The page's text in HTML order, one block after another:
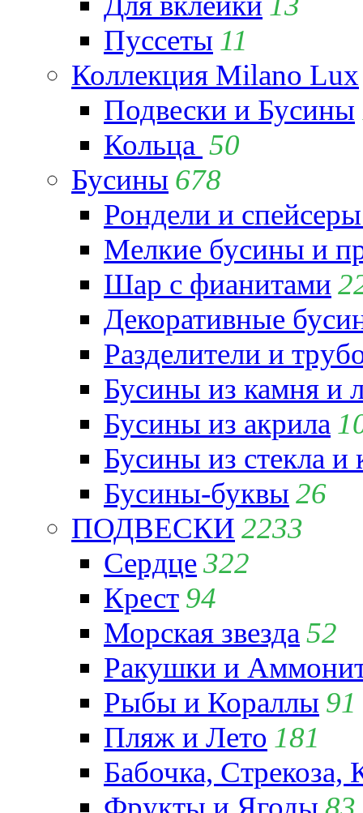
Пуссеты 11
Коллекция Milano Lux
Подвески и Бусины
Кольца 50
Бусины 678
Рондели и
Мелкие бусины и
Шар с фианитами
Декоративные
Разделители и
Бусины из камня и
Бусины из акрила
Бусины из стекла и
Бусины-буквы 26
ПОДВЕСКИ 2233
Сердце322
Крест 94
Морская звезда 52
Ракушки и
Рыбы и Кораллы 91
Пляж и Лето 181
Бабочка,